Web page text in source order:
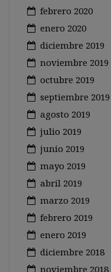
febrero 2020
enero 2020
diciembre 2019
noviembre 2019
octubre 2019
septiembre 2019
agosto 2019
julio 2019
junio 2019
mayo 2019
abril 2019
marzo 2019
febrero 2019
enero 2019
diciembre 2018
noviembre 2018